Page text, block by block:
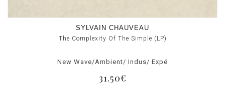
SYLVAIN CHAUVEAU
The Complexity Of The Simple (LP)
New Wave/Ambient/ Indus/ Expé
31.50€